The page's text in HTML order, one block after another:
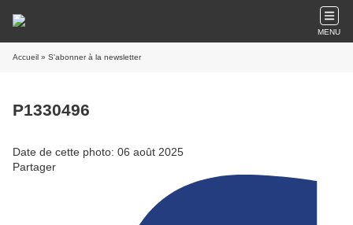
MENU
Accueil » S'abonner à la newsletter
P1330496
Date de cette photo: 06 août 2025
Partager